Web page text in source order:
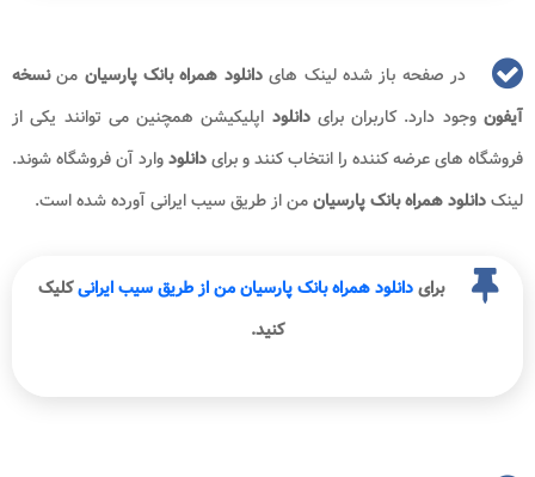
در صفحه باز شده لینک هایدانلود همراه بانک پارسیان مننسخه
آیفونوجود دارد. کاربران برایدانلود اپلیکیشن همچنین می توانند یکی از
فروشگاه های عرضه کننده را انتخاب کنند و برایدانلودوارد آن فروشگاه شوند.
لینکدانلود همراه بانک پارسیانمن از طریق سیب ایرانی آورده شده است.
برایدانلود همراه بانک پارسیان من از طریق سیب ایرانیکلیک
کنید.